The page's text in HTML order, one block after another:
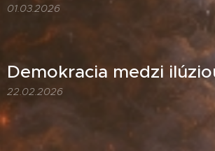
01.03.2026
Demokracia medzi
22.02.2026